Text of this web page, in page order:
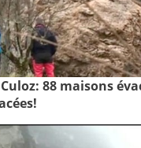
88 maisons